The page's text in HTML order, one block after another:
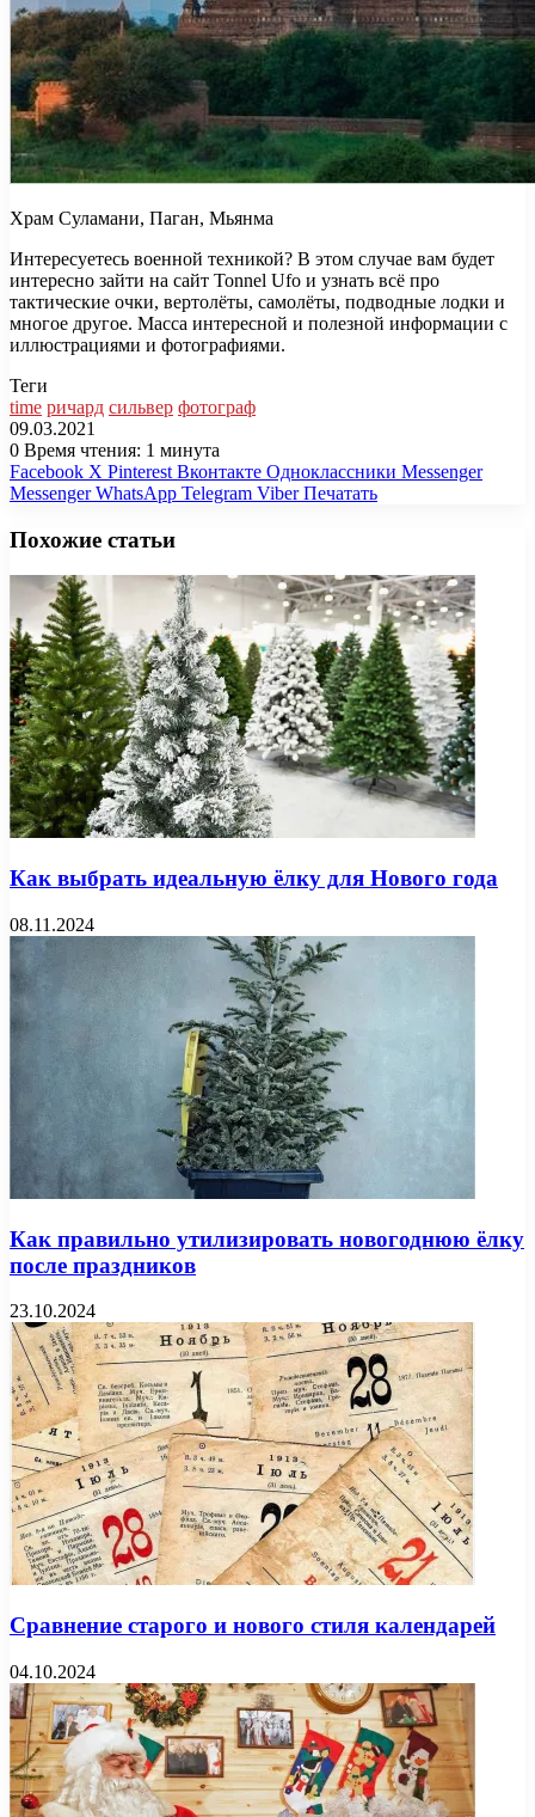
Храм Суламани, Паган, Мьянма
Интересуетесь военной техникой? В этом случае вам будет
интересно зайти на сайт Tonnel Ufo и узнать всё про
тактические очки, вертолёты, самолёты, подводные лодки и
многое другое. Масса интересной и полезной информации с
иллюстрациями и фотографиями.
Теги
time ричард сильвер фотограф
09.03.2021
0 Время чтения: 1 минута
Facebook X Pinterest Вконтакте Одноклассники Messenger
Messenger WhatsApp Telegram Viber Печатать
Похожие статьи
Как выбрать идеальную ёлку для Нового года
08.11.2024
Как правильно утилизировать новогоднюю ёлку
после праздников
23.10.2024
Сравнение старого и нового стиля календарей
04.10.2024